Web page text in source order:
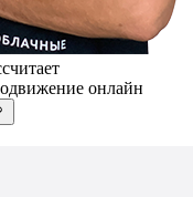
онлайн